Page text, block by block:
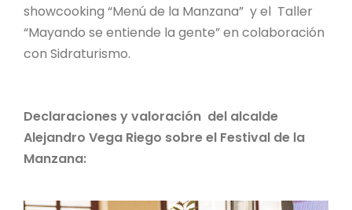
showcooking “Menú de la Manzana” y el Taller
“Mayando se entiende la gente” en colaboración
con Sidraturismo.
Declaraciones y valoración del alcalde
Alejandro Vega Riego sobre el Festival de la
Manzana: